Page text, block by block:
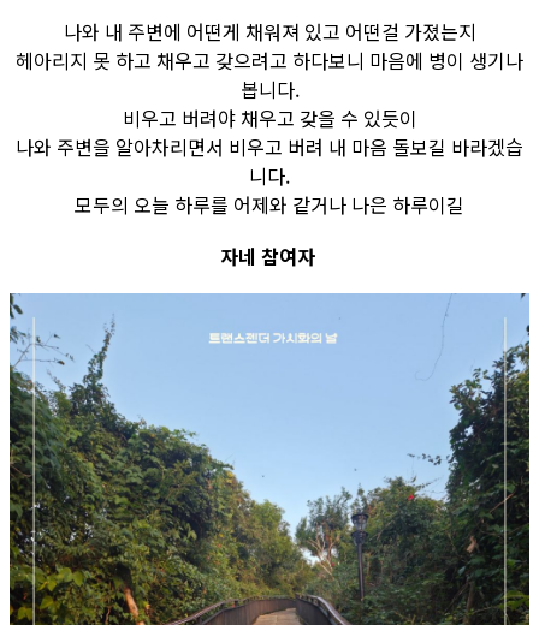
나와 내 주변에 어떤게 채워져 있고 어떤걸 가졌는지
헤아리지 못 하고 채우고 갖으려고 하다보니 마음에 병이 생기나
봅니다.
비우고 버려야 채우고 갖을 수 있듯이
나와 주변을 알아차리면서 비우고 버려 내 마음 돌보길 바라겠습
니다.
모두의 오늘 하루를 어제와 같거나 나은 하루이길
자네 참여자